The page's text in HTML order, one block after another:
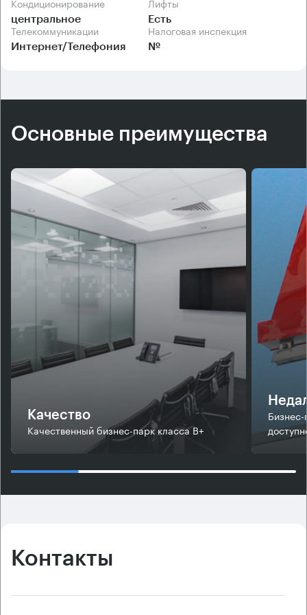
центральное Есть
Телекоммуникации
Интернет/Телефония
Налоговая инспекция
№
Основные преимущества
Качество
Качественный бизнес-парк класса В+
Контакты